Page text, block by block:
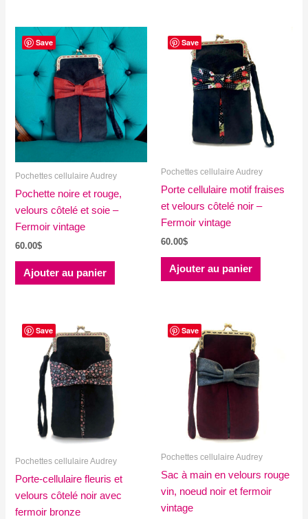
Save
Pochettes cellulaire Audrey
Pochette noire et rouge,
velours côtelé et soie –
Fermoir vintage
60.00$
Ajouter au panier
Save
Pochettes cellulaire Audrey
Porte cellulaire motif fraises
et velours côtelé noir –
Fermoir vintage
60.00$
Ajouter au panier
Save
Pochettes cellulaire Audrey
Porte-cellulaire fleuris et
velours côtelé noir avec
fermoir bronze
Save
Pochettes cellulaire Audrey
Sac à main en velours rouge
vin, noeud noir et fermoir
vintage